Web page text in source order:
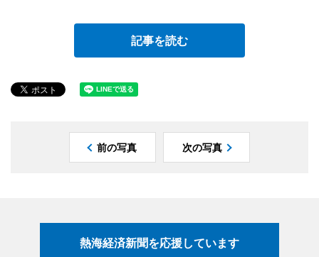
記事を読む
前の写真 次の写真
熱海経済新聞を応援しています